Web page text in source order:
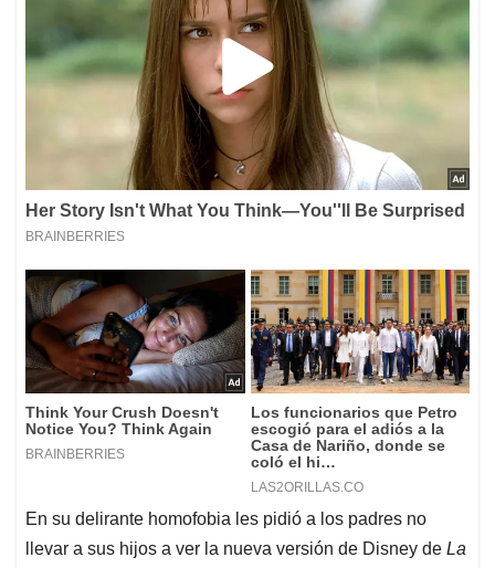
En su delirante homofobia les pidió a los padres no
llevar a sus hijos a ver la nueva versión de Disney de La